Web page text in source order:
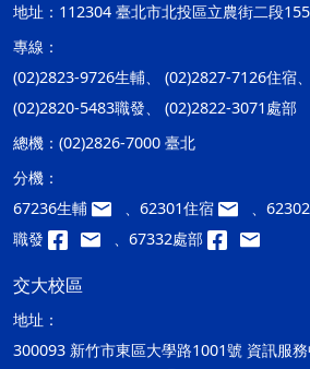
地址： 112304 臺北市北投區立農街二段
專線：
(02)2823-9726生輔、 (02)2827-7126住宿
(02)2820-5483職發、 (02)2822-3071處部
總機： (02)2826-7000 臺北
分機：
67236生輔
、62301住宿 、
職發
、67332處部
交大校區
地址：
300093 新竹市東區大學路1001號 資訊服